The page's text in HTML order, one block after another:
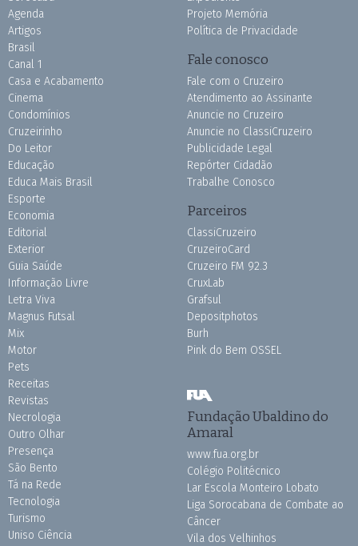
Agenda
Artigos
Brasil
Canal 1
Casa e Acabamento
Cinema
Condomínios
Cruzeirinho
Do Leitor
Educação
Educa Mais Brasil
Esporte
Economia
Editorial
Exterior
Guia Saúde
Informação Livre
Letra Viva
Magnus Futsal
Mix
Motor
Pets
Receitas
Revistas
Necrologia
Outro Olhar
Presença
São Bento
Tá na Rede
Tecnologia
Turismo
Uniso Ciência
Projeto Memória
Política de Privacidade
Fale conosco
Fale com o Cruzeiro
Atendimento ao Assinante
Anuncie no Cruzeiro
Anuncie no ClassiCruzeiro
Publicidade Legal
Repórter Cidadão
Trabalhe Conosco
Parceiros
ClassiCruzeiro
CruzeiroCard
Cruzeiro FM 92.3
CruxLab
Grafsul
Depositphotos
Burh
Pink do Bem OSSEL
Fundação Ubaldino do
Amaral
www.fua.org.br
Colégio Politécnico
Lar Escola Monteiro Lobato
Liga Sorocabana de Combate ao
Câncer
Vila dos Velhinhos